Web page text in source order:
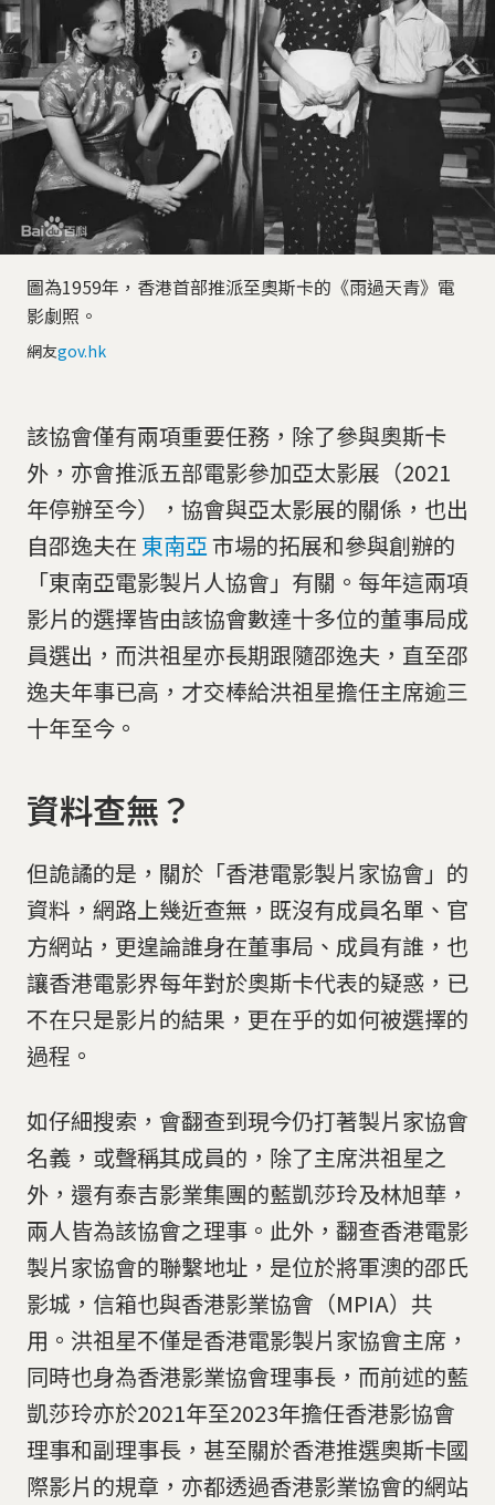
圖為1959年，香港首部推派至奧斯卡的《雨過天青》電
影劇照。
網友gov.hk
該協會僅有兩項重要任務，除了參與奧斯卡
外，亦會推派五部電影參加亞太影展（2021
年停辦至今），協會與亞太影展的關係，也出
自邵逸夫在 東南亞市場的拓展和參與創辦的
「東南亞電影製片人協會」有關。每年這兩項
影片的選擇皆由該協會數達十多位的董事局成
員選出，而洪祖星亦長期跟隨邵逸夫，直至邵
逸夫年事已高，才交棒給洪祖星擔任主席逾三
十年至今。
資料查無？
但詭譎的是，關於「香港電影製片家協會」的
資料，網路上幾近查無，既沒有成員名單、官
方網站，更遑論誰身在董事局、成員有誰，也
讓香港電影界每年對於奧斯卡代表的疑惑，已
不在只是影片的結果，更在乎的如何被選擇的
過程。
如仔細搜索，會翻查到現今仍打著製片家協會
名義，或聲稱其成員的，除了主席洪祖星之
外，還有泰吉影業集團的藍凱莎玲及林旭華，
兩人皆為該協會之理事。此外，翻查香港電影
製片家協會的聯繫地址，是位於將軍澳的邵氏
影城，信箱也與香港影業協會（MPIA）共
用。洪祖星不僅是香港電影製片家協會主席，
同時也身為香港影業協會理事長，而前述的藍
凱莎玲亦於2021年至2023年擔任香港影協會
理事和副理事長，甚至關於香港推選奧斯卡國
際影片的規章，亦都透過香港影業協會的網站